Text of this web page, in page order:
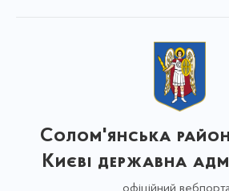
Солом'янська
Києві державна
офіційний